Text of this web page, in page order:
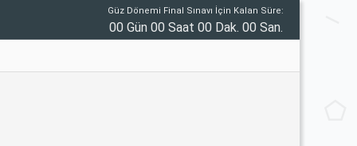
Güz Dönemi Final Sınavı İçin Kalan Süre:
00 Gün 00 Saat 00 Dak. 00 San.